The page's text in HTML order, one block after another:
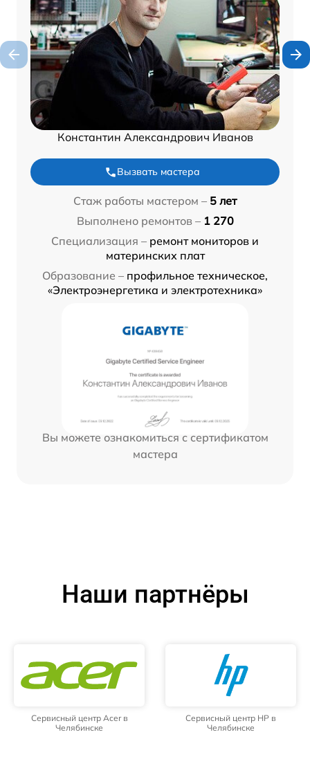
Константин Александрович Иванов
Вызвать мастера
Стаж работы мастером – 5 лет
Выполнено ремонтов – 1 270
Специализация – ремонт мониторов и
материнских плат
Образование – профильное техническое,
«Электроэнергетика и электротехника»
Вы можете ознакомиться с сертификатом
мастера
Наши партнёры
Сервисный центр Acer в
Челябинске
Сервисный центр HP в
Челябинске